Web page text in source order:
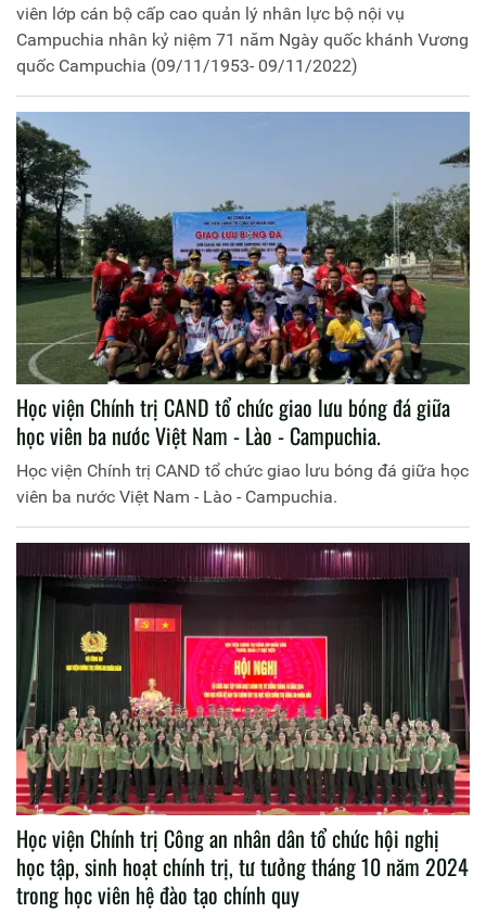
viên lớp cán bộ cấp cao quản lý nhân lực bộ nội vụ
Campuchia nhân kỷ niệm 71 năm Ngày quốc khánh Vương
quốc Campuchia (09/11/1953- 09/11/2022)
Học viện Chính trị CAND tổ chức giao lưu bóng đá giữa
học viên ba nước Việt Nam - Lào - Campuchia.
Học viện Chính trị CAND tổ chức giao lưu bóng đá giữa học
viên ba nước Việt Nam - Lào - Campuchia.
Học viện Chính trị Công an nhân dân tổ chức hội nghị
học tập, sinh hoạt chính trị, tư tưởng tháng 10 năm 2024
trong học viên hệ đào tạo chính quy